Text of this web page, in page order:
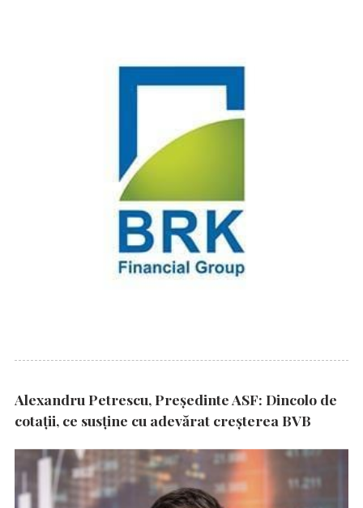
Alexandru Petrescu, Președinte ASF: Dincolo de
cotații, ce susține cu adevărat creșterea BVB